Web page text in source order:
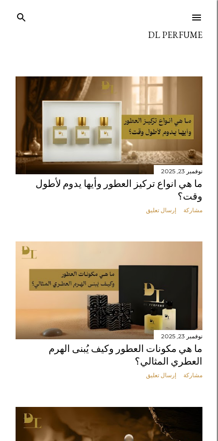
DL PERFUME
ش
ا
ر
ك
نوفمبر 23, 2025
ما هي انواع تركيز العطور وأيها يدوم لأطول
وقت؟
مشاركة إرسال تعليق
نوفمبر 23, 2025
ما هي مكونات العطور وكيف يُبنى الهرم
العطري المثالي؟
مشاركة إرسال تعليق